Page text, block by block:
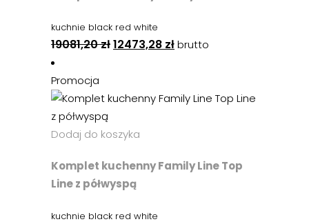
kuchnie black red white
19081,20zł12473,28 złbrutto
Promocja
Dodaj do koszyka
Komplet kuchenny Family Line Top
Line z półwyspą
kuchnie black red white